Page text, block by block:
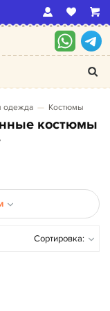
одежда Костюмы
Сортировка: